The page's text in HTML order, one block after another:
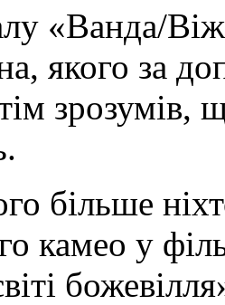
«Ванда/
якого за
зрозумів,
більше
камео у